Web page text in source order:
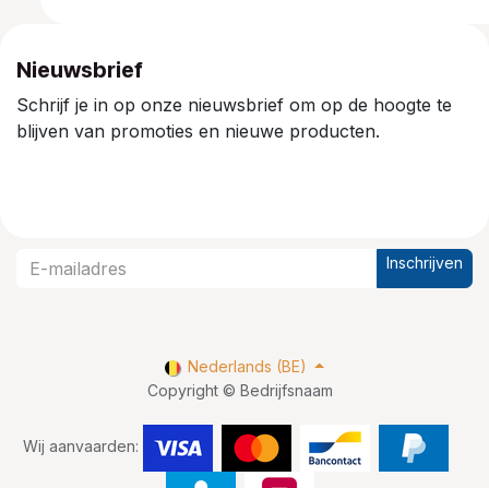
Nieuwsbrief
Schrijf je in op onze nieuwsbrief om op de hoogte te
blijven van promoties en nieuwe producten.
Inschrijven
Copyright © Bedrijfsnaam
Wij aanvaarden:
Nederlands (BE)